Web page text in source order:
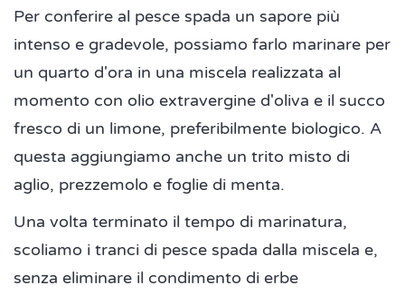
Per conferire al pesce spada un sapore più
intenso e gradevole, possiamo farlo marinare per
un quarto d'ora in una miscela realizzata al
momento con olio extravergine d'oliva e il succo
fresco di un limone, preferibilmente biologico. A
questa aggiungiamo anche un trito misto di
aglio, prezzemolo e foglie di menta.
Una volta terminato il tempo di marinatura,
scoliamo i tranci di pesce spada dalla miscela e,
senza eliminare il condimento di erbe